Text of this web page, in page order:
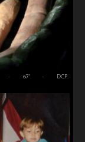
· 67' · DCP